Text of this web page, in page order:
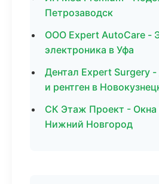
Петрозаводск
ООО Expert AutoCare -
электроника в Уфа
Дентал Expert Surgery -
и рентген в
СК Этаж Проект - Окна
Нижний Новгород